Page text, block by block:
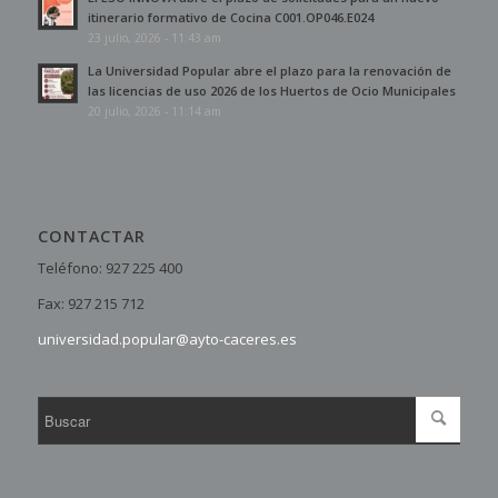
itinerario formativo de Cocina C001.OP046.E024
23 julio, 2026 - 11:43 am
La Universidad Popular abre el plazo para la renovación de
las licencias de uso 2026 de los Huertos de Ocio Municipales
20 julio, 2026 - 11:14 am
CONTACTAR
Teléfono: 927 225 400
Fax: 927 215 712
universidad.popular@ayto-caceres.es